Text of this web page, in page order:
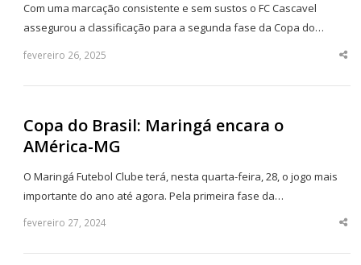
Com uma marcação consistente e sem sustos o FC Cascavel
assegurou a classificação para a segunda fase da Copa do…
fevereiro 26, 2025
Copa do Brasil: Maringá encara o
AMérica-MG
O Maringá Futebol Clube terá, nesta quarta-feira, 28, o jogo mais
importante do ano até agora. Pela primeira fase da…
fevereiro 27, 2024